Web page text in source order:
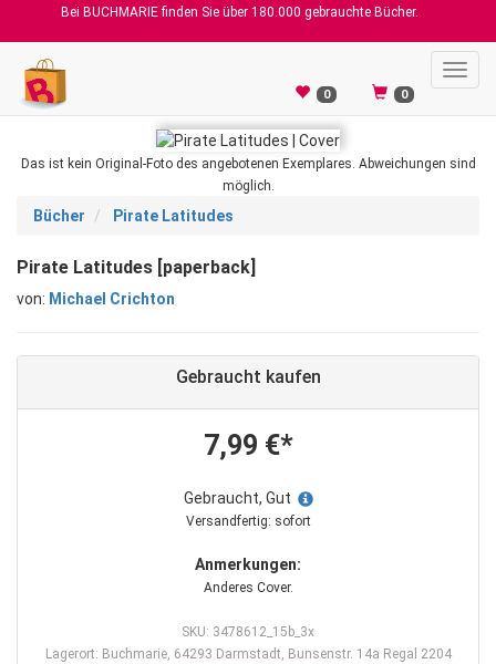
Bei BUCHMARIE finden Sie über 180.000 gebrauchte Bücher.
0 0
Das ist kein Original-Foto des angebotenen Exemplares. Abweichungen sind
möglich.
Bücher Pirate Latitudes
Pirate Latitudes [paperback]
von: Michael Crichton
Gebraucht kaufen
7,99 €*
Gebraucht, Gut
Versandfertig: sofort
Anmerkungen:
Anderes Cover.
SKU: 3478612_15b_3x
Lagerort: Buchmarie, 64293 Darmstadt, Bunsenstr. 14a Regal 2204